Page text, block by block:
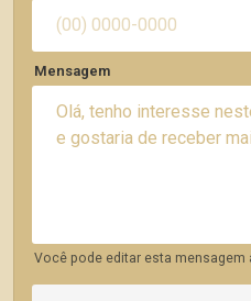
Mensagem
Você pode editar esta mensagem